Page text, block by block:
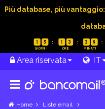
Più database, più
1 5 1 3 3 9
Area riservata IT
Home
Liste email